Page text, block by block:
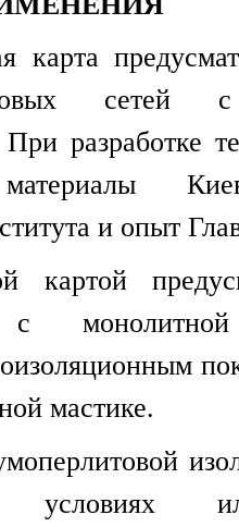
карта
сетей
разработке
и опыт
картой
с монолитной
мастике.
условиях